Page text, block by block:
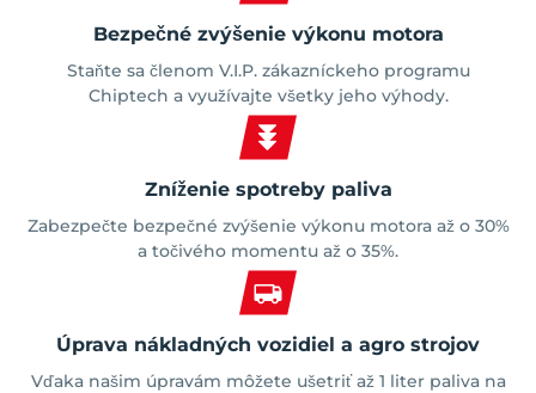
Bezpečné zvýšenie výkonu motora
Staňte sa členom V.I.P. zákazníckeho programu
Chiptech a využívajte všetky jeho výhody.
Zníženie spotreby paliva
Zabezpečte bezpečné zvýšenie výkonu motora až o 30%
a točivého momentu až o 35%.
Úprava nákladných vozidiel a agro strojov
Vďaka našim úpravám môžete ušetriť až 1 liter paliva na